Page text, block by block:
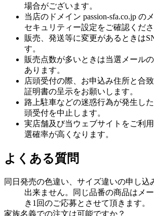
場合がございます。
当店のドメイン passion-sfa.co.jp の
セキュリティー設定をご確認くださ
販売、発送等に変更があるときは
す。
販売点数が多いときは当選メール
あります。
店頭受付の際、お申込み住所と合
証明書の呈示をお願いします。
路上駐車などの迷惑行為が発生し
頭受付を中止します。
実店舗及び当ウェブサイトをご利
選確率が高くなります。
よくある質問
同日発売の色違い、サイズ違いの申し込
出来ません。同じ品番の商品はメ
き1回のご応募とさせて頂きます。
家族名義での注文は可能ですか？